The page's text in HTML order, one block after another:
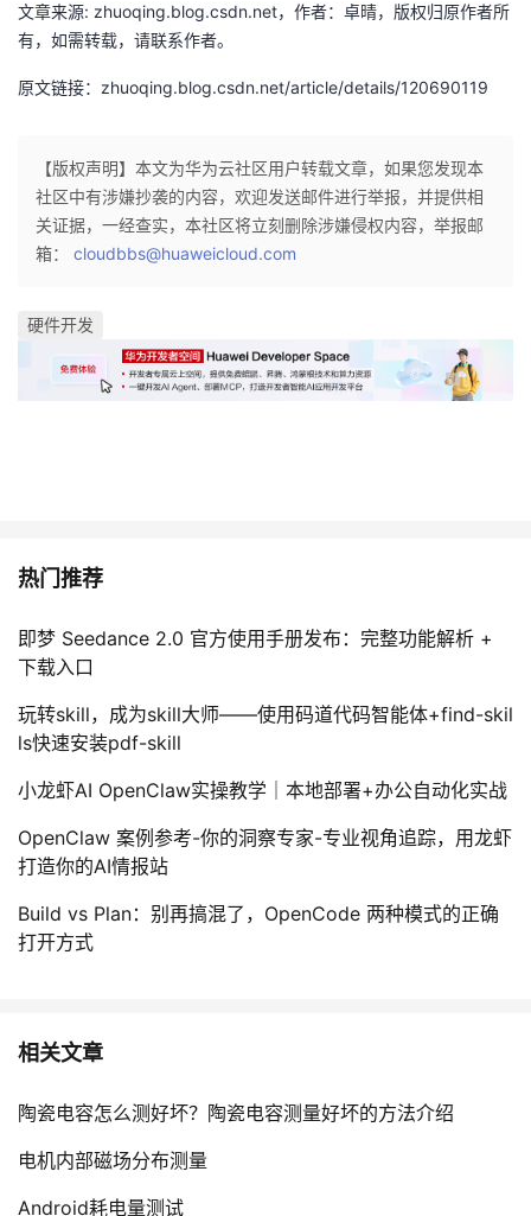
文章来源: zhuoqing.blog.csdn.net，作者：卓晴，版权归原作者所
有，如需转载，请联系作者。
原文链接：zhuoqing.blog.csdn.net/article/details/120690119
【版权声明】本文为华为云社区用户转载文章，如果您发现本
社区中有涉嫌抄袭的内容，欢迎发送邮件进行举报，并提供相
关证据，一经查实，本社区将立刻删除涉嫌侵权内容，举报邮
箱： cloudbbs@huaweicloud.com
硬件开发
热门推荐
即梦 Seedance 2.0 官方使用手册发布：完整功能解析 +
下载入口
玩转skill，成为skill大师——使用码道代码智能体+find-skil
ls快速安装pdf-skill
小龙虾AI OpenClaw实操教学｜本地部署+办公自动化实战
OpenClaw 案例参考-你的洞察专家-专业视角追踪，用龙虾
打造你的AI情报站
Build vs Plan：别再搞混了，OpenCode 两种模式的正确
打开方式
相关文章
陶瓷电容怎么测好坏？陶瓷电容测量好坏的方法介绍
电机内部磁场分布测量
Android耗电量测试